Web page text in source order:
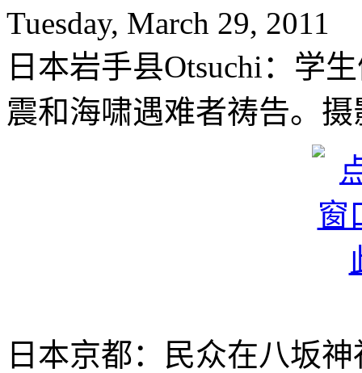
Tuesday, March 29, 2011
日本岩手县Otsuchi：学
震和海啸遇难者祷告。
日本京都：民众在八坂